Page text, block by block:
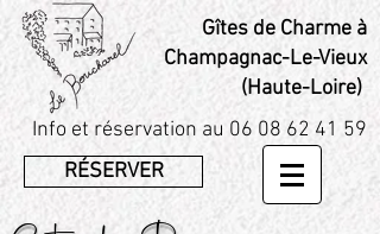
Gîtes de Charme à
Champagnac-Le-Vieux
(Haute-Loire)
Info et réservation au 06 08 62 41 59
RÉSERVER